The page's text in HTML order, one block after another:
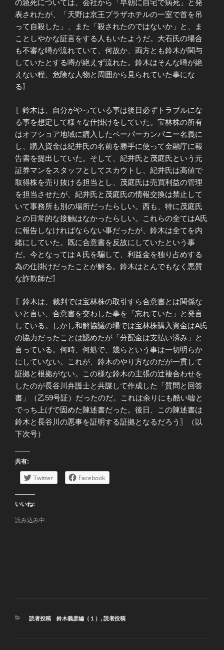
の急死については、会社から「早朝に自宅で病死」と発
表されたが、「天野は京王プラザホテルの一室で首を吊
って自殺した」、また「殺されたのではないか」と、ま
ことしやかな証言をする人もいたようだ。大石氏の場合
も不審な噂が流れていて、何故か、両方とも鈴木が関与
していたとする噂が絶えず流れた。鈴木はそんな噂が絶
えない程、危険な人物と周囲から見られていた事にな
る〗
〖鈴木は、自分がやっている事は後日必ずトラブルにな
る事を想定して様々な仕掛けをしていた。宝林株の所有
はオフショア地域に購入したペーパーカンパニー名義に
し、購入資金は紀井氏の名前を勝手に使って金融庁に報
告書を提出していた。そして、紀井氏と茂庭氏という元
証券マンをスタッフとしてスカウトし、紀井氏は高値で
取得株を売り抜ける担当とし、茂庭氏は売買利益の管理
を担当させたが、紀井氏と茂庭氏の情報交換は禁止して
いて事務所も別の場所だったらしい。西も、特に茂庭氏
との日常的な接触はなかったらしい。これらの全てはA氏
に報告しなければならない事だったが、鈴木は全てを内
緒にしていた。既に合意書を反故にしていたという事
だ。今となってはＡ氏を騙して、利益金を独り占めする
為の仕掛けだったことが解る。鈴木はとんでもなく悪質
な詐欺師だ〗
〖鈴木は、裁判では宝林株の取引すら合意書とは関係な
いと言い、合意書を交わした事を「忘れていた」と発言
している。しかし和解協議の場では宝林株購入資金はA氏
の協力だったことは認めたが「分配金は支払い済み」と
言っている。何時、何処で、幾らという事は一切明らか
にしていない。これが、鈴木のやり方なのだが一貫して
証拠と根拠がない。この様な鈴木の主張の辻褄合わせを
したのが長谷川弁護士と共謀して作成した「質問と回答
書」（乙59号証）だったのだ。これは余りにも酷い嘘と
でっち上げで固めた陳述書だった。後日、この陳述書は
鈴木と長谷川の悪事を証明する証拠となるだろう〗（以
下次号）
共有:
Twitter Facebook
いいね:
読み込み中...
カ
読者投稿 鈴木義彦編（１） , 読者投稿